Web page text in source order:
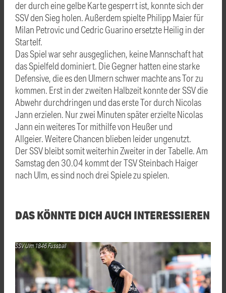
der durch eine gelbe Karte gesperrt ist, konnte sich der
SSV den Sieg holen. Außerdem spielte Philipp Maier für
Milan Petrovic und Cedric Guarino ersetzte Heilig in der
Startelf.
Das Spiel war sehr ausgeglichen, keine Mannschaft hat
das Spielfeld dominiert. Die Gegner hatten eine starke
Defensive, die es den Ulmern schwer machte ans Tor zu
kommen. Erst in der zweiten Halbzeit konnte der SSV die
Abwehr durchdringen und das erste Tor durch Nicolas
Jann erzielen. Nur zwei Minuten später erzielte Nicolas
Jann ein weiteres Tor mithilfe von Heußer und
Allgeier. Weitere Chancen blieben leider ungenutzt.
Der SSV bleibt somit weiterhin Zweiter in der Tabelle. Am
Samstag den 30.04 kommt der TSV Steinbach Haiger
nach Ulm, es sind noch drei Spiele zu spielen.
DAS KÖNNTE DICH AUCH INTERESSIEREN
SSV Ulm 1846 Fussball